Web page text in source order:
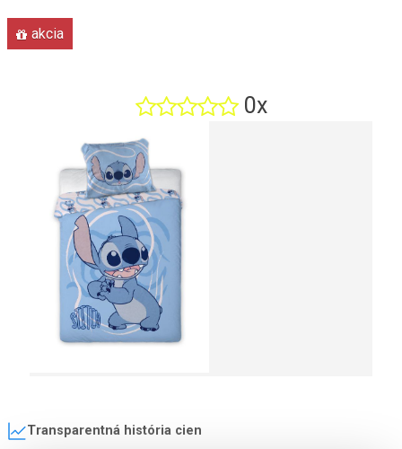
akcia
0x
Transparentná história cien